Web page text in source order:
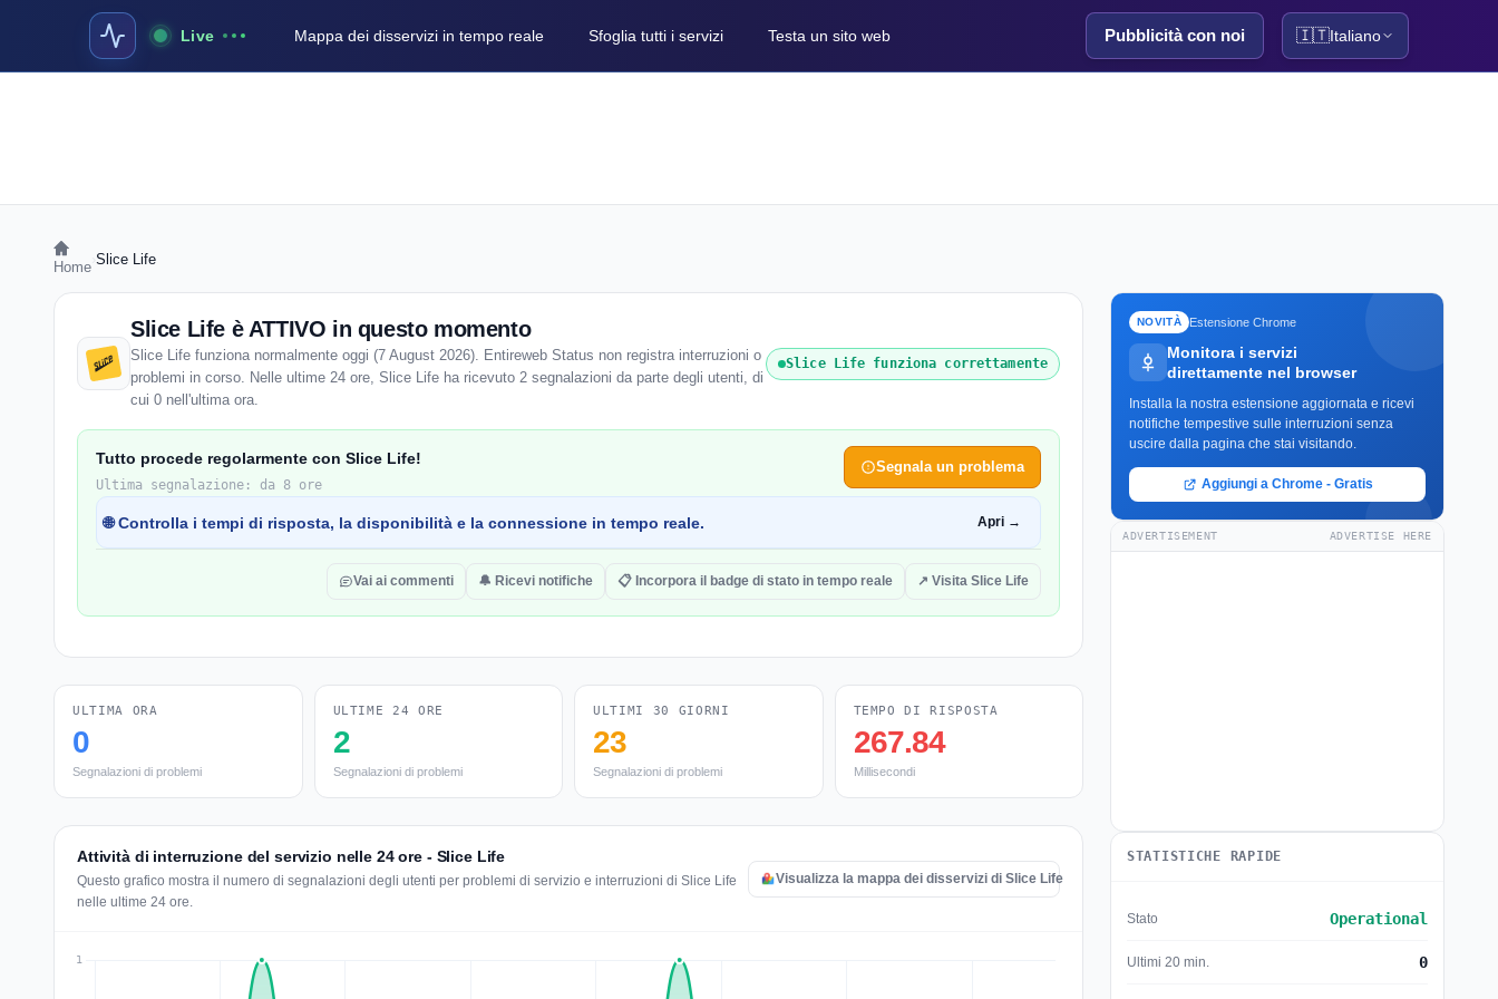
Live Mappa dei disservizi in tempo reale Sfoglia tutti i servizi Testa un sito web Pubblicità con noi 🇮🇹Italiano
Home Slice Life
Slice Life è ATTIVO in questo momento
Slice Life funziona normalmente oggi (7 August 2026). Entireweb Status non registra interruzioni o
problemi in corso. Nelle ultime 24 ore, Slice Life ha ricevuto 2 segnalazioni da parte degli utenti, di
cui 0 nell'ultima ora.
Slice Life funziona correttamente
Tutto procede regolarmente con Slice Life!
Ultima segnalazione: da 8 ore
Segnala un problema
🌐 Controlla i tempi di risposta, la disponibilità e la connessione in tempo reale. Apri →
Vai ai commenti 🔔 Ricevi notifiche 📋 Incorpora il badge di stato in tempo reale ↗ Visita Slice Life
ULTIMA ORA
0
Segnalazioni di problemi
ULTIME 24 ORE
2
Segnalazioni di problemi
ULTIMI 30 GIORNI
23
Segnalazioni di problemi
TEMPO DI RISPOSTA
267.84
Millisecondi
Attività di interruzione del servizio nelle 24 ore - Slice Life
Questo grafico mostra il numero di segnalazioni degli utenti per problemi di servizio e interruzioni di Slice Life
nelle ultime 24 ore.
Visualizza la mappa dei disservizi di Slice Life
NOVITÀ Estensione Chrome
Monitora i servizi
direttamente nel browser
Installa la nostra estensione aggiornata e ricevi
notifiche tempestive sulle interruzioni senza
uscire dalla pagina che stai visitando.
Aggiungi a Chrome - Gratis
ADVERTISEMENT ADVERTISE HERE
STATISTICHE RAPIDE
Stato Operational
Ultimi 20 min. 0